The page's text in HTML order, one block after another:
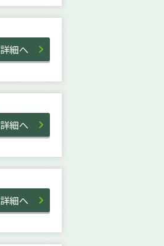
詳細へ
詳細へ
詳細へ